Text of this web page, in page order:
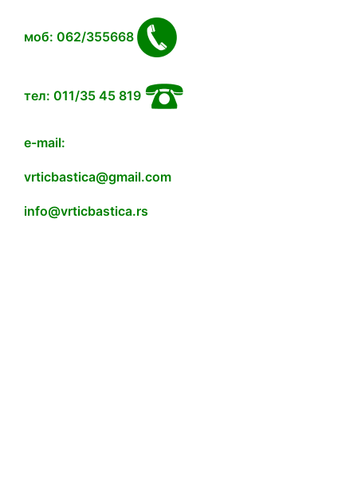
моб: 062/355668
тел: 011/35 45 819
e-mail:
vrticbastica@gmail.com
info@vrticbastica.rs